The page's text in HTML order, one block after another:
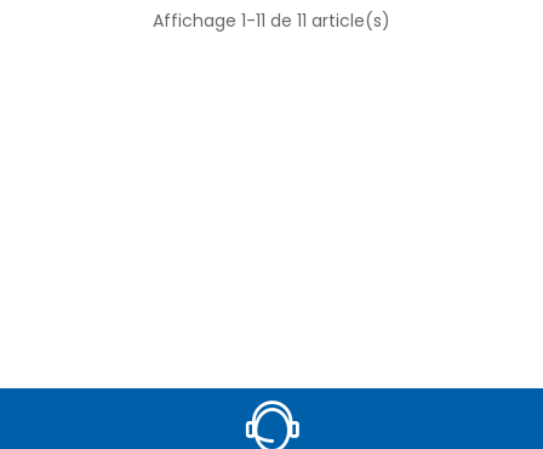
Affichage 1-11 de 11 article(s)